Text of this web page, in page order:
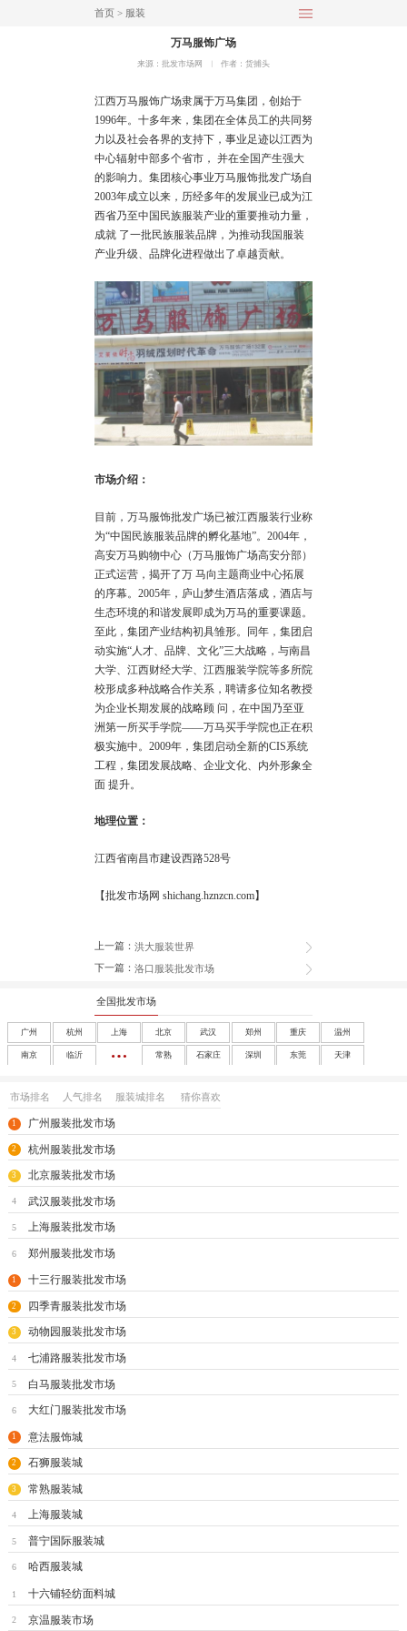
首页> 服装
万马服饰广场
来源：批发市场网 作者：货捕头
江西万马服饰广场隶属于万马集团，创始于
1996年。十多年来，集团在全体员工的共同努
力以及社会各界的支持下，事业足迹以江西为
中心辐射中部多个省市， 并在全国产生强大
的影响力。集团核心事业万马服饰批发广场自
2003年成立以来，历经多年的发展业已成为江
西省乃至中国民族服装产业的重要推动力量，
成就 了一批民族服装品牌，为推动我国服装
产业升级、品牌化进程做出了卓越贡献。
市场介绍：
目前，万马服饰批发广场已被江西服装行业称
为“中国民族服装品牌的孵化基地”。2004年，
高安万马购物中心（万马服饰广场高安分部）
正式运营，揭开了万 马向主题商业中心拓展
的序幕。2005年，庐山梦生酒店落成，酒店与
生态环境的和谐发展即成为万马的重要课题。
至此，集团产业结构初具雏形。同年，集团启
动实施“人才、品牌、文化”三大战略，与南昌
大学、江西财经大学、江西服装学院等多所院
校形成多种战略合作关系，聘请多位知名教授
为企业长期发展的战略顾 问，在中国乃至亚
洲第一所买手学院——万马买手学院也正在积
极实施中。2009年，集团启动全新的CIS系统
工程，集团发展战略、企业文化、内外形象全
面 提升。
地理位置：
江西省南昌市建设西路528号
【批发市场网 shichang.hznzcn.com】
上一篇： 洪大服装世界
下一篇： 洛口服装批发市场
全国批发市场
广州 杭州 上海 北京 武汉 郑州 重庆 温州
南京 临沂 常熟 石家庄 深圳 东莞 天津
哈尔滨 合肥 福州 南昌 济南
海口 玩具 尾货
市场排名 人气排名 服装城排名 猜你喜欢
1 广州服装批发市场
2 杭州服装批发市场
3 北京服装批发市场
4 武汉服装批发市场
5 上海服装批发市场
6 郑州服装批发市场
1 十三行服装批发市场
2 四季青服装批发市场
3 动物园服装批发市场
4 七浦路服装批发市场
5 白马服装批发市场
6 大红门服装批发市场
1 意法服饰城
2 石狮服装城
3 常熟服装城
4 上海服装城
5 普宁国际服装城
6 哈西服装城
1 十六铺轻纺面料城
2 京温服装市场